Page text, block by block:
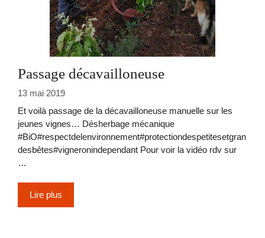
Passage décavailloneuse
13 mai 2019
Et voilà passage de la décavailloneuse manuelle sur les
jeunes vignes… Désherbage mécanique
#BiO#respectdelenvironnement#protectiondespetitesetgran
desbêtes#vigneronindependant Pour voir la vidéo rdv sur
…
Lire plus